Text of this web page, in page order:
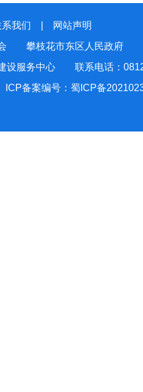
我们
网站声明
会 攀枝花市东区人民政府
设服务中心 联系电话：
ICP备案编号：蜀ICP备